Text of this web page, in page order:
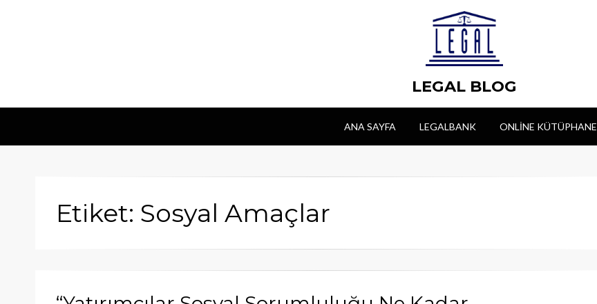
LEGAL BLOG
ANA SAYFA LEGALBANK ONLINE KÜTÜPHANE
Etiket: Sosyal Amaçlar